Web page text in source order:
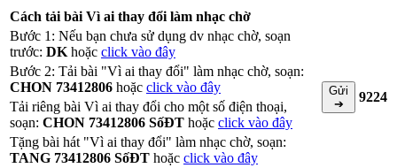
Cách tải bài Vì ai thay đổi làm nhạc chờ
Bước 1: Nếu bạn chưa sử dụng dv nhạc chờ, soạn
trước: DK hoặc click vào đây
Gửi
➔
9224
Bước 2: Tải bài "Vì ai thay đổi" làm nhạc chờ, soạn:
CHON 73412806 hoặc click vào đây
Tải riêng bài Vì ai thay đổi cho một số điện thoại,
soạn: CHON 73412806 SốĐT hoặc click vào đây
Tặng bài hát "Vì ai thay đổi" làm nhạc chờ, soạn:
TANG 73412806 SốĐT hoặc click vào đây